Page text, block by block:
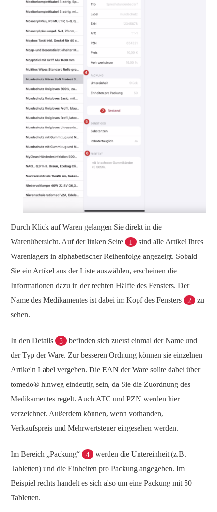
Durch Klick auf Waren gelangen Sie direkt in die
Warenübersicht. Auf der linken Seite
1
sind alle Artikel Ihres
Warenlagers in alphabetischer Reihenfolge angezeigt. Sobald
Sie ein Artikel aus der Liste auswählen, erscheinen die
Informationen dazu in der rechten Hälfte des Fensters. Der
Name des Medikamentes ist dabei im Kopf des Fensters
2
zu
sehen.
In den Details 3
befinden sich zuerst einmal der Name und
der Typ der Ware. Zur besseren Ordnung können sie einzelnen
Artikeln Label vergeben. Die EAN der Ware sollte dabei über
tomedo® hinweg eindeutig sein, da Sie die Zuordnung des
Medikamentes regelt. Auch ATC und PZN werden hier
verzeichnet. Außerdem können, wenn vorhanden,
Verkaufspreis und Mehrwertsteuer eingesehen werden.
Im Bereich „Packung“ 4
werden die Untereinheit (z.B.
Tabletten) und die Einheiten pro Packung angegeben. Im
Beispiel rechts handelt es sich also um eine Packung mit 50
Tabletten.